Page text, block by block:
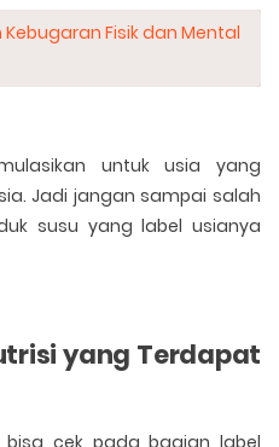
Fisik dan Mental
untuk usia yang
Jadi jangan sampai salah
susu yang label usianya
yang Terdapat
bisa cek pada bagian label